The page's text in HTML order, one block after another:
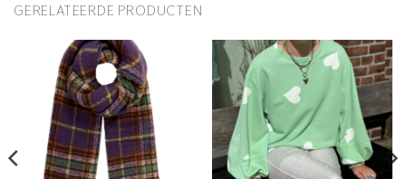
GERELATEERDE PRODUCTEN